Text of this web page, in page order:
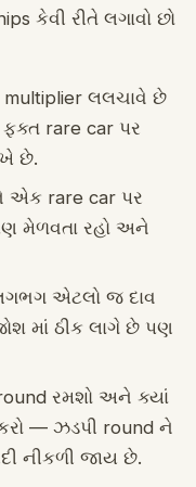
કેવી રીતે લગાવો છો
multiplier લલચાવે છે
rare car પર
છે.
rare car પર
મેળવતા રહો અને
એટલો જ દાવ
માં ઠીક લાગે છે પણ
રમશો અને ક્યાં
— ઝડપી round ને
નીકળી જાય છે.